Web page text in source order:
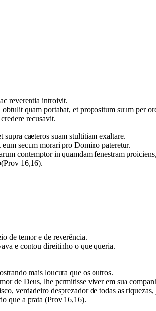
reverentia introivit.
quam portabat, et propositum suum per
recusavit.
supra caeteros suam stultitiam exaltare.
secum morari pro Domino pateretur.
contemptor in quamdam fenestram
(Prov 16,16).
de temor e de reverência.
e contou direitinho o que queria.
mais loucura que os outros.
de Deus, lhe permitisse viver em sua
verdadeiro desprezador de todas as
que a prata (Prov 16,16).